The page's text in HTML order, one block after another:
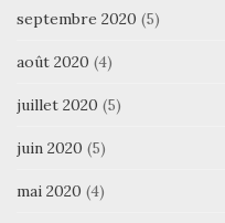
septembre 2020 (5)
août 2020 (4)
juillet 2020 (5)
juin 2020 (5)
mai 2020 (4)